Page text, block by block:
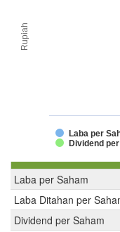
Rupiah
Laba per
Dividend
Laba per Saham
Laba Ditahan per
Dividend per Saham